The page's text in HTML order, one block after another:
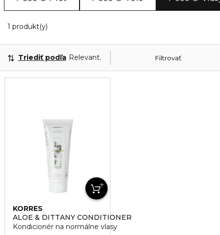
1 produkt(y)
Filtrovať
Triediť podľa Relevantnosť
KORRES
ALOE & DITTANY CONDITIONER
Kondicionér na normálne vlasy